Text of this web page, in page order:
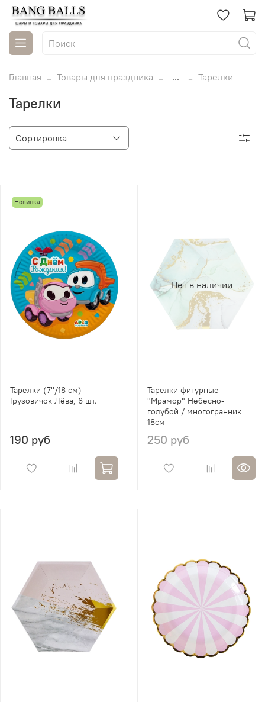
Главная Товары для праздника ... Тарелки
Тарелки
Новинка
Тарелки (7''/18 см)
Грузовичок Лёва, 6 шт.
190 руб
Нет в наличии
Тарелки фигурные
"Мрамор" Небесно-
голубой / многогранник
18см
250 руб